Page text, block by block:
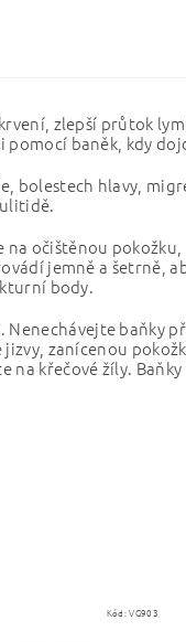
zlepší průtok
baněk, kdy
bolestech hlavy,
očištěnou
jemně a šetrně,
body.
baňky
zanícenou
křečové žíly.
Kód:VG903